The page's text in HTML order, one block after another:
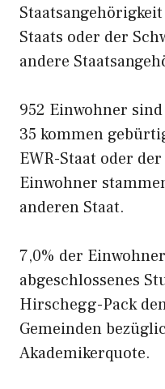
Staats oder der
andere
952 Einwohner
35 kommen
EWR-Staat oder
Einwohner
anderen Staat.
7,0% der
abgeschlossenes
Hirschegg-Pack
Gemeinden
Akademikerquote.